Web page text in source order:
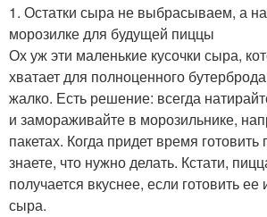
1. Остатки сыра не выбрасываем, а
морозилке для будущей пиццы
Ох уж эти маленькие кусочки сыра,
хватает для полноценного
жалко. Есть решение: всегда
и замораживайте в морозильнике,
пакетах. Когда придет время
знаете, что нужно делать. Кстати,
получается вкуснее, если готовить ее
сыра.